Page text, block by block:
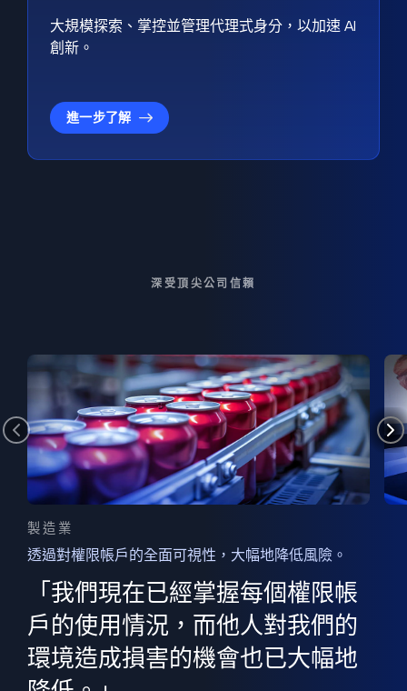
大規模探索、掌控並管理代理式身分，以加速 AI
創新。
進一步了解
深受頂尖公司信賴
製造業
透過對權限帳戶的全面可視性，大幅地降低風險。
「我們現在已經掌握每個權限帳
戶的使用情況，而他人對我們的
環境造成損害的機會也已大幅地